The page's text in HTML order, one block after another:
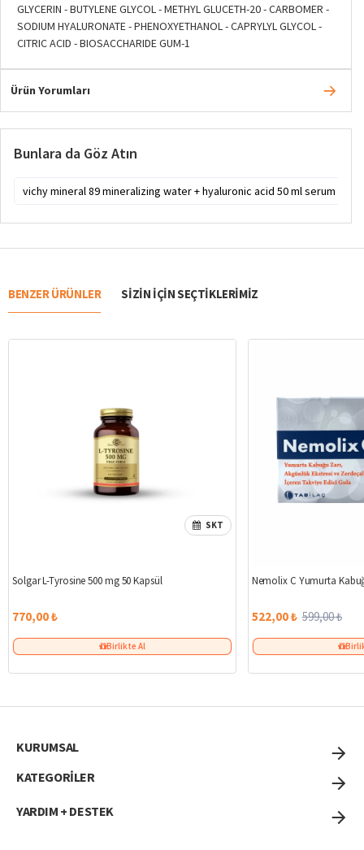
GLYCERIN - BUTYLENE GLYCOL - METHYL GLUCETH-20 - CARBOMER -
SODIUM HYALURONATE - PHENOXYETHANOL - CAPRYLYL GLYCOL -
CITRIC ACID - BIOSACCHARIDE GUM-1
Ürün Yorumları
Bunlara da Göz Atın
vichy mineral 89 mineralizing water + hyaluronic acid 50 ml serum
BENZER ÜRÜNLER SIZIN IÇIN SEÇTIKLERIMIZ
SKT
Solgar L-Tyrosine 500 mg 50 Kapsül
770,00 ₺
Birlikte Al
Nemolix C Yumurta
522,00 ₺ 599,00 ₺
KURUMSAL
KATEGORİLER
YARDIM + DESTEK